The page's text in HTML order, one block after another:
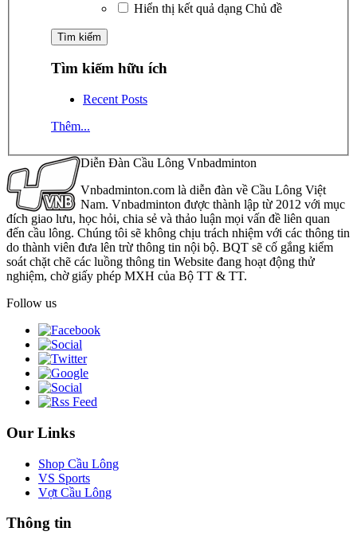
Hiển thị kết quả dạng Chủ đề
Tìm kiếm hữu ích
Recent Posts
Thêm...
Diễn Đàn Cầu Lông Vnbadminton
Vnbadminton.com là diễn đàn về Cầu Lông Việt
Nam. Vnbadminton được thành lập từ 2012 với mục
đích giao lưu, học hỏi, chia sẻ và thảo luận mọi vấn đề liên quan
đến cầu lông. Chúng tôi sẽ không chịu trách nhiệm với các thông tin
do thành viên đưa lên trừ thông tin nội bộ. BQT sẽ cố gắng kiểm
soát chặt chẽ các luồng thông tin Website đang hoạt động thử
nghiệm, chờ giấy phép MXH của Bộ TT & TT.
Follow us
Our Links
Shop Cầu Lông
VS Sports
Vợt Cầu Lông
Thông tin